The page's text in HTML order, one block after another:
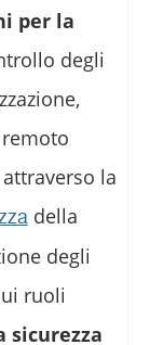
per la
degli
attraverso la
della
degli
ruoli
sicurezza